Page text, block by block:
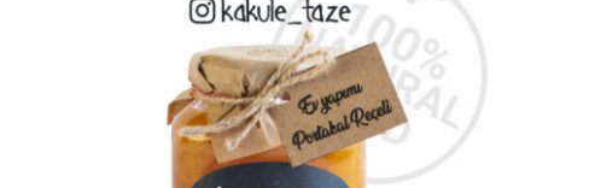
AYRINTILAR